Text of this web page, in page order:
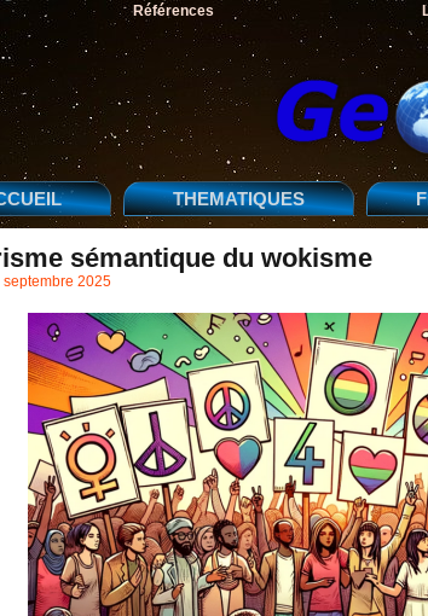
Références
THEMATIQUES
sémantique du wokisme
septembre 2025